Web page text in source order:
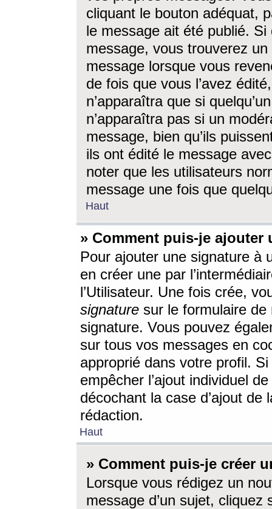
cliquant le bouton adéquat,
le message ait été publié. Si
message, vous trouverez
message lorsque vous
de fois que vous l’avez
n’apparaîtra que si
n’apparaîtra pas si un
message, bien qu’ils
ils ont édité le message
noter que les utilisateurs
message une fois que
Haut
» Comment puis-je ajouter
Pour ajouter une signature à
en créer une par
l’Utilisateur. Une fois crée,
signature sur le formulaire de
signature. Vous pouvez
sur tous vos messages en
approprié dans votre profil.
empêcher l’ajout individuel
décochant la case d’ajout
rédaction.
Haut
» Comment puis-je créer
Lorsque vous rédigez un
message d’un sujet, cliquez